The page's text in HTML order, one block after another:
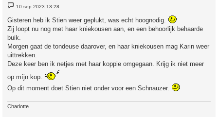
B
e
i
c
t
10 sep 2023 13:28
Gisteren heb ik Stien weer geplukt, was echt hoognodig.
Zij loopt nu nog met haar kniekousen aan, en een behoorlijk behaarde
buik.
Morgen gaat de tondeuse daarover, en haar kniekousen mag Karin weer
uittrekken.
Deze keer ben ik netjes met haar koppie omgegaan. Krijg ik niet meer
op míjn kop.
Op dit moment doet Stien niet onder voor een Schnauzer.
Charlotte